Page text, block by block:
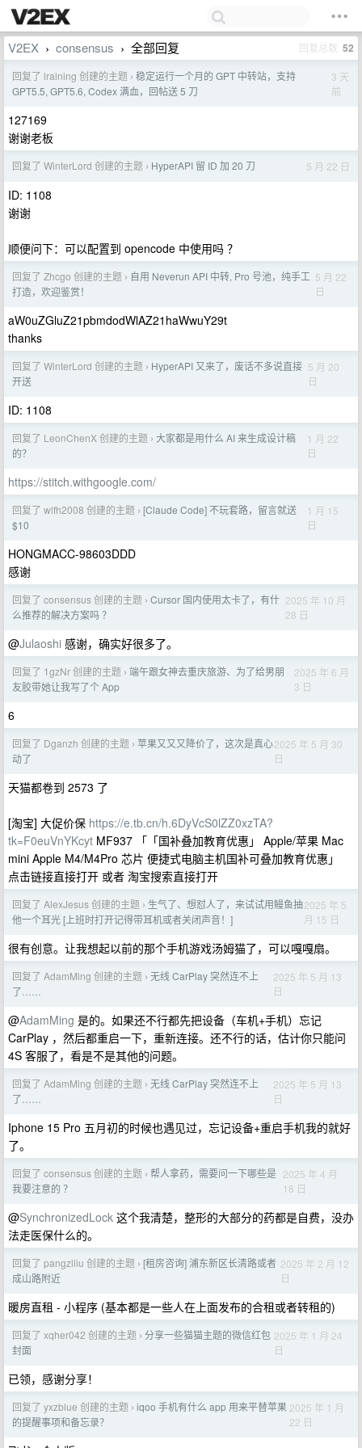
V2EX › consensus › 全部回复 回复总数 52
回复了 lraining 创建的主题 › 稳定运行一个月的 GPT 中转站，支持
GPT5.5, GPT5.6, Codex 满血，回帖送 5 刀
3 天
前
127169
谢谢老板
回复了 WinterLord 创建的主题 › HyperAPI 留 ID 加 20 刀 5 月 22 日
ID: 1108
谢谢
顺便问下：可以配置到 opencode 中使用吗 ？
回复了 Zhcgo 创建的主题 › 自用 Neverun API 中转, Pro 号池，纯手工
打造，欢迎鉴赏！
5 月 22
日
aW0uZGluZ21pbmdodWlAZ21haWwuY29t
thanks
回复了 WinterLord 创建的主题 › HyperAPI 又来了，废话不多说直接
开送
5 月 20
日
ID: 1108
回复了 LeonChenX 创建的主题 › 大家都是用什么 AI 来生成设计稿
的？
1 月 22
日
https://stitch.withgoogle.com/
回复了 wlfh2008 创建的主题 › [Claude Code] 不玩套路，留言就送
$10
1 月 15
日
HONGMACC-98603DDD
感谢
回复了 consensus 创建的主题 › Cursor 国内使用太卡了，有什
么推荐的解决方案吗 ？
2025 年 10 月
28 日
@Julaoshi 感谢，确实好很多了。
回复了 1gzNr 创建的主题 › 端午跟女神去重庆旅游、为了给男朋
友胶带她让我写了个 App
2025 年 6 月
3 日
6
回复了 Dganzh 创建的主题 › 苹果又又又降价了，这次是真心
动了
2025 年 5 月 30
日
天猫都卷到 2573 了
[淘宝] 大促价保 https://e.tb.cn/h.6DyVcS0lZZ0xzTA?
tk=F0euVnYKcyt MF937 「「国补叠加教育优惠」 Apple/苹果 Mac
mini Apple M4/M4Pro 芯片 便捷式电脑主机国补可叠加教育优惠」
点击链接直接打开 或者 淘宝搜索直接打开
回复了 AlexJesus 创建的主题 › 生气了、想怼人了，来试试用鳗鱼抽
他一个耳光 [上班时打开记得带耳机或者关闭声音！]
2025 年 5
月 15 日
很有创意。让我想起以前的那个手机游戏汤姆猫了，可以嘎嘎扇。
回复了 AdamMing 创建的主题 › 无线 CarPlay 突然连不上
了……
2025 年 5 月 13
日
@AdamMing 是的。如果还不行都先把设备（车机+手机）忘记
CarPlay ，然后都重启一下，重新连接。还不行的话，估计你只能问
4S 客服了，看是不是其他的问题。
回复了 AdamMing 创建的主题 › 无线 CarPlay 突然连不上
了……
2025 年 5 月 13
日
Iphone 15 Pro 五月初的时候也遇见过，忘记设备+重启手机我的就好
了。
回复了 consensus 创建的主题 › 帮人拿药，需要问一下哪些是
我要注意的 ？
2025 年 4 月
18 日
@SynchronizedLock 这个我清楚，整形的大部分的药都是自费，没办
法走医保什么的。
回复了 pangziliu 创建的主题 › [租房咨询] 浦东新区长清路或者
成山路附近
2025 年 2 月 12
日
暖房直租 - 小程序 (基本都是一些人在上面发布的合租或者转租的)
回复了 xqher042 创建的主题 › 分享一些猫猫主题的微信红包
封面
2025 年 1 月 24
日
已领，感谢分享！
回复了 yxzblue 创建的主题 › iqoo 手机有什么 app 用来平替苹果
的提醒事项和备忘录？
2025 年 1 月
22 日